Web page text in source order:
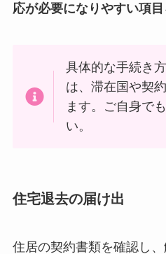
応が必要になりやすい項目
具体的な手続き
は、滞在国や契
ます。ご自身で
い。
住宅退去の届け出
住居の契約書類を確認し